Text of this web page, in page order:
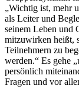
„Wichtig ist, mehr
als Leiter und
seinem Leben und
mitzuwirken heißt,
Teilnehmern zu
werden.“ Es gehe
persönlich
Fragen und vor